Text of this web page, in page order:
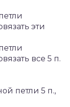
эти
все 5 п.
петли 5 п.,